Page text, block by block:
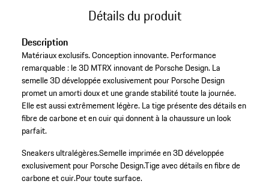
Détails du produit
Description
Matériaux exclusifs. Conception innovante. Performance
remarquable : le 3D MTRX innovant de Porsche Design. La
semelle 3D développée exclusivement pour Porsche Design
promet un amorti doux et une grande stabilité toute la journée.
Elle est aussi extrêmement légère. La tige présente des détails en
fibre de carbone et en cuir qui donnent à la chaussure un look
parfait.
Sneakers ultralégères.Semelle imprimée en 3D développée
exclusivement pour Porsche Design.Tige avec détails en fibre de
carbone et cuir.Pour toute surface.